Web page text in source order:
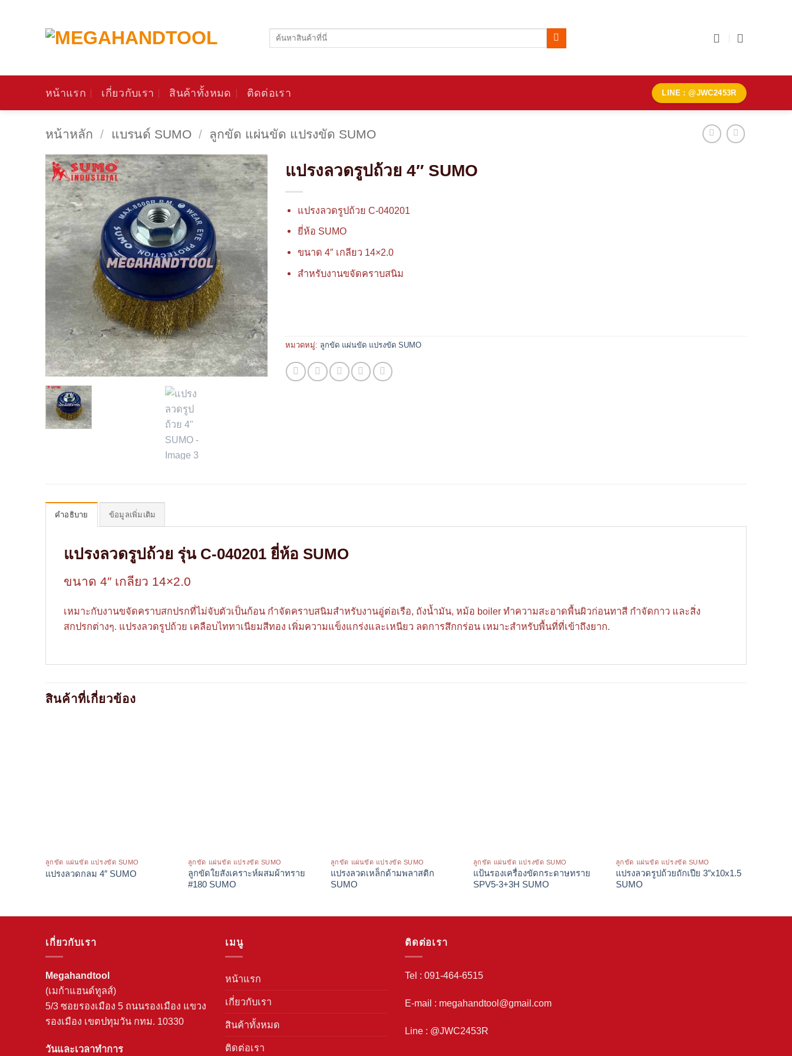
ค้นหา:
หน้าแรก เกี่ยวกับเรา สินค้าทั้งหมด ติดต่อเรา LINE : @JWC2453R
หน้าหลัก / แบรนด์ SUMO / ลูกขัด แผ่นขัด แปรงขัด SUMO
แปรงลวดรูปถ้วย 4″ SUMO
แปรงลวดรูปถ้วย C-040201
ยี่ห้อ SUMO
ขนาด 4″ เกลียว 14×2.0
สำหรับงานขจัดคราบสนิม
หมวดหมู่: ลูกขัด แผ่นขัด แปรงขัด SUMO
คำอธิบาย ข้อมูลเพิ่มเติม
แปรงลวดรูปถ้วย รุ่น C-040201 ยี่ห้อ SUMO
ขนาด 4″ เกลียว 14×2.0
เหมาะกับงานขจัดคราบสกปรกที่ไม่จับตัวเป็นก้อน กำจัดคราบสนิมสำหรับงานอู่ต่อเรือ, ถังน้ำมัน, หม้อ boiler ทำความสะอาดพื้นผิวก่อนทาสี กำจัดกาว และสิ่ง
สกปรกต่างๆ. แปรงลวดรูปถ้วย เคลือบไททาเนียมสีทอง เพิ่มความแข็งแกร่งและเหนียว ลดการสึกกร่อน เหมาะสำหรับพื้นที่ที่เข้าถึงยาก.
สินค้าที่เกี่ยวข้อง
ลูกขัด แผ่นขัด แปรงขัด SUMO
แปรงลวดกลม 4″ SUMO
ลูกขัด แผ่นขัด แปรงขัด SUMO
ลูกขัดใยสังเคราะห์ผสมผ้าทราย
#180 SUMO
ลูกขัด แผ่นขัด แปรงขัด SUMO
แปรงลวดเหล็กด้ามพลาสติก
SUMO
ลูกขัด แผ่นขัด แปรงขัด SUMO
แป้นรองเครื่องขัดกระดาษทราย
SPV5-3+3H SUMO
ลูกขัด แผ่นขัด แปรงขัด SUMO
แปรงลวดรูปถ้วยถักเปีย 3″x10x1.5
SUMO
เกี่ยวกับเรา
Megahandtool
(เมก้าแฮนด์ทูลส์)
5/3 ซอยรองเมือง 5 ถนนรองเมือง แขวง
รองเมือง เขตปทุมวัน กทม. 10330
วันและเวลาทำการ
เมนู
หน้าแรก
เกี่ยวกับเรา
สินค้าทั้งหมด
ติดต่อเรา
ติดต่อเรา
Tel : 091-464-6515
E-mail : megahandtool@gmail.com
Line : @JWC2453R